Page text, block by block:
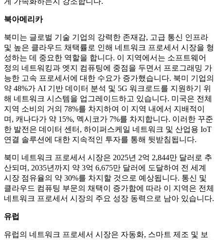
북아메리카
북미는 글로벌 기술 기업의 강력한 존재감, 고급 통신 인프라
및 높은 클라우드 채택률로 인해 네트워크 프로세서 시장을 형
성하는 데 중요한 역할을 합니다. 이 지역에서는 소프트웨어
정의 네트워킹과 엣지 컴퓨팅에 중점을 두면서 프로그래밍 가
능한 고속 프로세서에 대한 수요가 증가했습니다. 북미 기업의
약 48%가 AI 기반 데이터 분석 및 5G 워크로드를 지원하기 위
해 네트워크 시스템을 업그레이드하고 있습니다. 미국은 전체
지역 소비의 거의 78%를 차지하여 이 지역 내에서 지배적이
며, 캐나다가 약 15%, 멕시코가 7%를 차지합니다. 이러한 꾸준
한 발전은 데이터 센터, 하이퍼스케일 네트워크 및 산업용 IoT
연결 솔루션에 대한 지속적인 투자를 통해 뒷받침됩니다.
북미 네트워크 프로세서 시장은 2025년 2억 2,844만 달러로 추
산되며, 2035년까지 약 3억 6,675만 달러에 도달하여 전 세계
시장 점유율의 약 30%를 차지할 것으로 예상됩니다. 통신 및
클라우드 컴퓨팅 부문의 채택이 증가함에 따라 이 지역은 전체
네트워크 프로세서 시장의 주요 성장 동력으로 남아 있습니다.
유럽
유럽의 네트워크 프로세서 시장은 자동화, 스마트 제조 및 보